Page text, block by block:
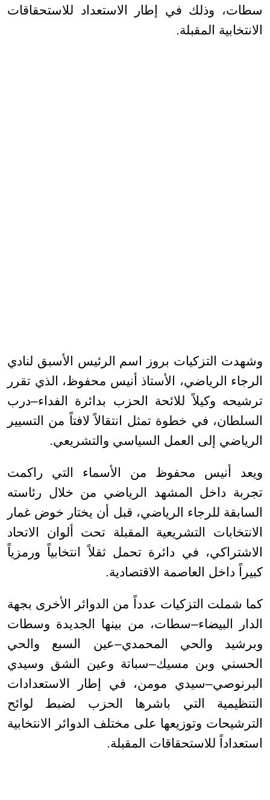
سطات، وذلك في إطار الاستعداد للاستحقاقات
الانتخابية المقبلة.
وشهدت التزكيات بروز اسم الرئيس الأسبق لنادي
الرجاء الرياضي، الأستاذ أنيس محفوظ، الذي تقرر
ترشيحه وكيلاً للائحة الحزب بدائرة الفداء–درب
السلطان، في خطوة تمثل انتقالاً لافتاً من التسيير
الرياضي إلى العمل السياسي والتشريعي.
ويعد أنيس محفوظ من الأسماء التي راكمت
تجربة داخل المشهد الرياضي من خلال رئاسته
السابقة للرجاء الرياضي، قبل أن يختار خوض غمار
الانتخابات التشريعية المقبلة تحت ألوان الاتحاد
الاشتراكي، في دائرة تحمل ثقلاً انتخابياً ورمزياً
كبيراً داخل العاصمة الاقتصادية.
كما شملت التزكيات عدداً من الدوائر الأخرى بجهة
الدار البيضاء–سطات، من بينها الجديدة وسطات
وبرشيد والحي المحمدي–عين السبع والحي
الحسني وبن مسيك–سباتة وعين الشق وسيدي
البرنوصي–سيدي مومن، في إطار الاستعدادات
التنظيمية التي باشرها الحزب لضبط لوائح
الترشيحات وتوزيعها على مختلف الدوائر الانتخابية
استعداداً للاستحقاقات المقبلة.